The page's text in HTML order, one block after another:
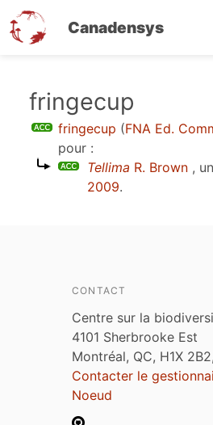
Canadensys
contenu
fringecup
fringecup (FNA Ed.
pour :
Tellima R. Brown ,
2009.
CONTACT
Centre sur la
4101 Sherbrooke Est
Montréal, QC, H1X
Contacter le
Noeud